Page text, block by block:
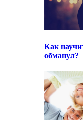
Как
обманул?